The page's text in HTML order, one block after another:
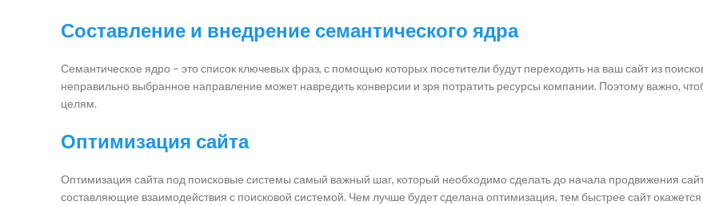
Составление и внедрение семантического ядра
Семантическое ядро – это список ключевых фраз, с помощью которых посетители будут переходить на ваш сайт из
неправильно выбранное направление может навредить конверсии и зря потратить ресурсы компании. Поэтому важно,
целям.
Оптимизация сайта
Оптимизация сайта под поисковые системы самый важный шаг, который необходимо сделать до начала продвижения
составляющие взаимодействия с поисковой системой. Чем лучше будет сделана оптимизация, тем быстрее сайт